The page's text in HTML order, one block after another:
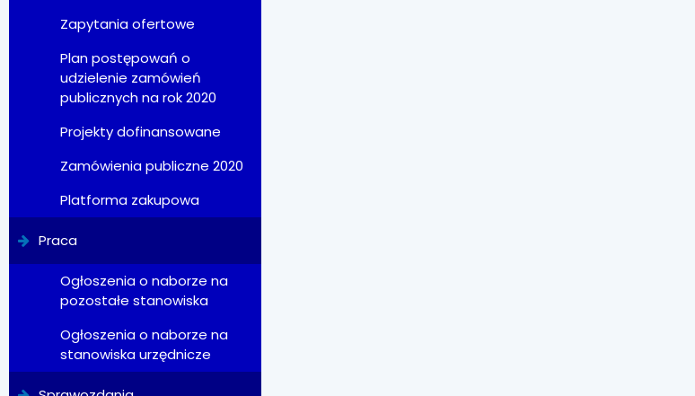
Zapytania ofertowe
Plan postępowań o
udzielenie zamówień
publicznych na rok 2020
Projekty dofinansowane
Zamówienia publiczne 2020
Platforma zakupowa
Praca
Ogłoszenia o naborze na
pozostałe stanowiska
Ogłoszenia o naborze na
stanowiska urzędnicze